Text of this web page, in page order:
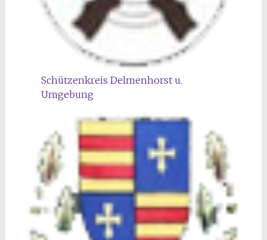
Schützenkreis Delmenhorst u.
Umgebung